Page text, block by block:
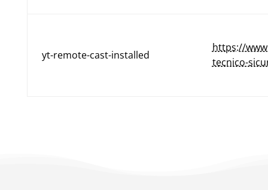
yt-remote-cast-installed
https://
tecnico-